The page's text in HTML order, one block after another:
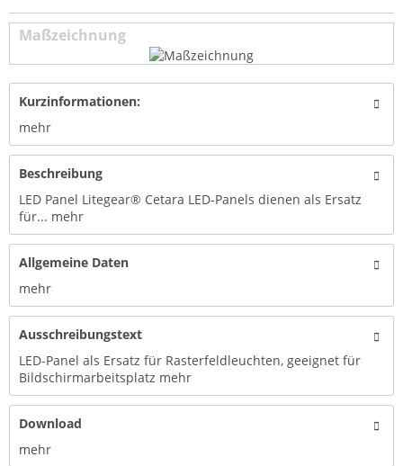
Maßzeichnung
Kurzinformationen:
mehr
Beschreibung
LED Panel Litegear® Cetara LED-Panels dienen als Ersatz
für... mehr
Allgemeine Daten
mehr
Ausschreibungstext
LED-Panel als Ersatz für Rasterfeldleuchten, geeignet für
Bildschirmarbeitsplatz mehr
Download
mehr